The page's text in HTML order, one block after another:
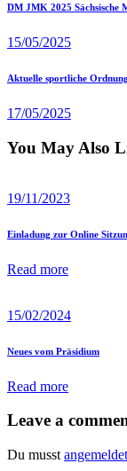
Previous
DM JMK 2025 Sächsische
15/05/2025
Next
Aktuelle sportliche
17/05/2025
You May Also
19/11/2023
Einladung zur Online
Read more
15/02/2024
Neues vom Präsidium
Read more
Leave a
Du musst angemeldet